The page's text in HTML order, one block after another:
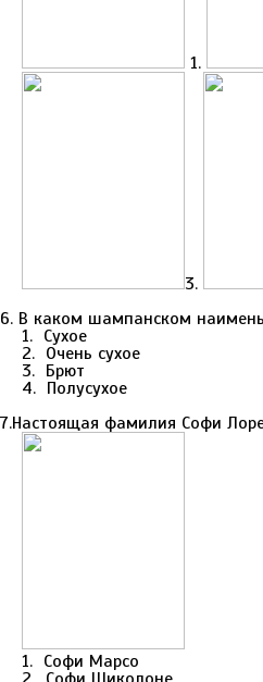
1.
3.
6. В каком шампанском
1. Сухое
2. Очень сухое
3. Брют
4. Полусухое
7.Настоящая фамилия Софи
1. Софи Марсо